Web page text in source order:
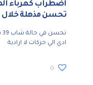
اضطراب كهرباء
تحسن مذهلة
ادي الي حركات لا ارادية
0